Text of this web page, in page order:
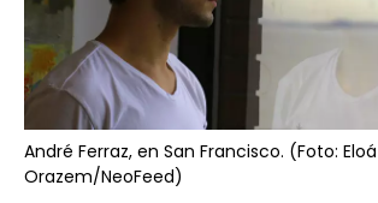
André Ferraz, en San Francisco. (Foto: Eloá
Orazem/NeoFeed)